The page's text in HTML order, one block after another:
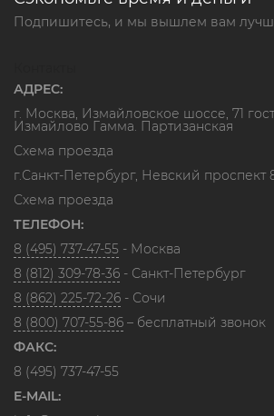
Подпишитесь, и мы вышлем вам
АДРЕС:
г. Москва, Измайловское шоссе, 71
Измайлово Гамма. Партизанская
Схема проезда
г.Санкт-Петербург, Невский проспект
Схема проезда
ТЕЛЕФОН:
8 (495) 737-47-55 - Москва
8 (812) 309-78-36 - Санкт-Петербург
8 (862) 225-72-26 - Сочи
8 (800) 707-55-86 – бесплатный звонок
ФАКС:
8 (495) 737-47-55
E-MAIL: